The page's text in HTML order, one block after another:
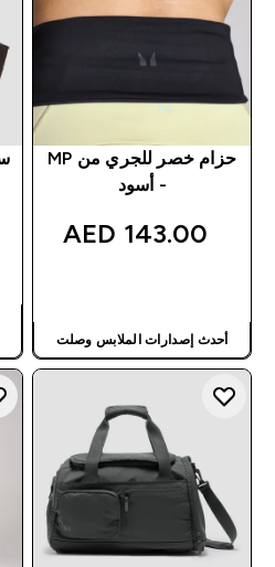
حزام خصر للجري من MP
- أسود
143.00 AED‎
أحدث إصدارات الملابس وصلت